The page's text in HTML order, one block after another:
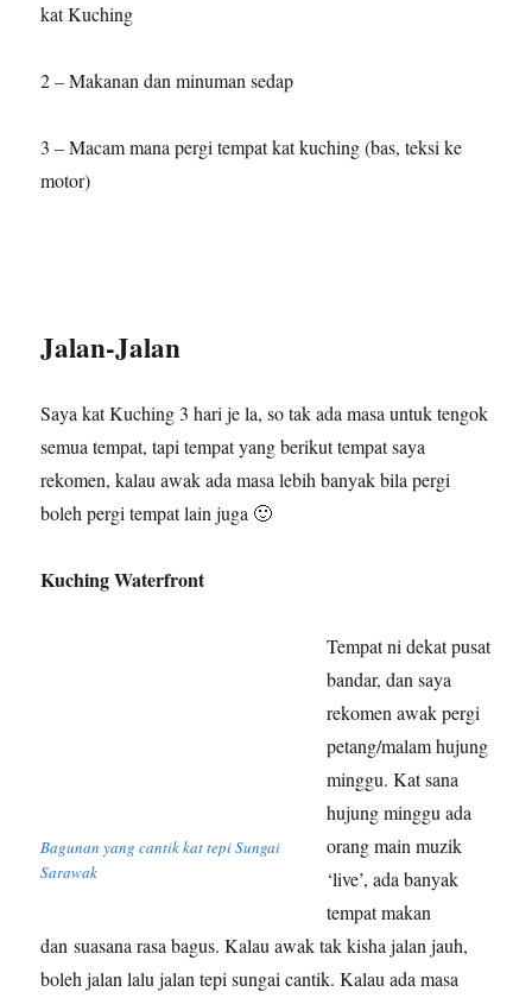
kat Kuching
2 – Makanan dan minuman sedap
3 – Macam mana pergi tempat kat kuching (bas, teksi ke
motor)
Jalan-Jalan
Saya kat Kuching 3 hari je la, so tak ada masa untuk tengok
semua tempat, tapi tempat yang berikut tempat saya
rekomen, kalau awak ada masa lebih banyak bila pergi
boleh pergi tempat lain juga 🙂
Kuching Waterfront
Bagunan yang cantik kat tepi Sungai
Sarawak
Tempat ni dekat pusat
bandar, dan saya
rekomen awak pergi
petang/malam hujung
minggu. Kat sana
hujung minggu ada
orang main muzik
‘live’, ada banyak
tempat makan
dan suasana rasa bagus. Kalau awak tak kisha jalan jauh,
boleh jalan lalu jalan tepi sungai cantik. Kalau ada masa